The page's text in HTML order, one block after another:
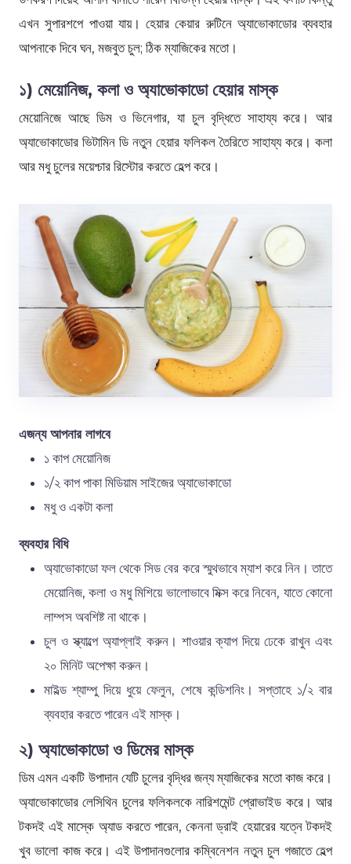
এখন সুপারশপে পাওয়া যায়। হেয়ার কেয়ার রুটিনে অ্যাভোকাডোর ব্যবহার
আপনাকে দিবে ঘন, মজবুত চুল; ঠিক ম্যাজিকের মতো।
১) মেয়োনিজ, কলা ও অ্যাভোকাডো হেয়ার মাস্ক
মেয়োনিজে আছে ডিম ও ভিনেগার, যা চুল বৃদ্ধিতে সাহায্য করে। আর
অ্যাভোকাডোর ভিটামিন ডি নতুন হেয়ার ফলিকল তৈরিতে সাহায্য করে। কলা
আর মধু চুলের ময়েশ্চার রিস্টোর করতে হেল্প করে।
এজন্য আপনার লাগবে
১ কাপ মেয়োনিজ
১/২ কাপ পাকা মিডিয়াম সাইজের অ্যাভোকাডো
মধু ও একটা কলা
ব্যবহার বিধি
অ্যাভোকাডো ফল থেকে সিড বের করে স্মুথভাবে ম্যাশ করে নিন। তাতে
মেয়োনিজ, কলা ও মধু মিশিয়ে ভালোভাবে মিক্স করে নিবেন, যাতে কোনো
লাম্পস অবশিষ্ট না থাকে।
চুল ও স্ক্যাল্পে অ্যাপ্লাই করুন। শাওয়ার ক্যাপ দিয়ে ঢেকে রাখুন এবং
২০ মিনিট অপেক্ষা করুন।
মাইল্ড শ্যাম্পু দিয়ে ধুয়ে ফেলুন, শেষে কন্ডিশনিং। সপ্তাহে ১/২ বার
ব্যবহার করতে পারেন এই মাস্ক।
২) অ্যাভোকাডো ও ডিমের মাস্ক
ডিম এমন একটি উপাদান যেটি চুলের বৃদ্ধির জন্য ম্যাজিকের মতো কাজ করে।
অ্যাভোকাডোর লেসিথিন চুলের ফলিকলকে নারিশমেন্ট প্রোভাইড করে। আর
টকদই এই মাস্কে অ্যাড করতে পারেন, কেননা ড্রাই হেয়ারের যত্নে টকদই
খুব ভালো কাজ করে। এই উপাদানগুলোর কম্বিনেশন নতুন চুল গজাতে হেল্প